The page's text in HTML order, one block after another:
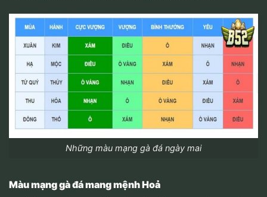
Những màu mạng gà đá ngày mai
Màu mạng gà đá mang mệnh Hoả